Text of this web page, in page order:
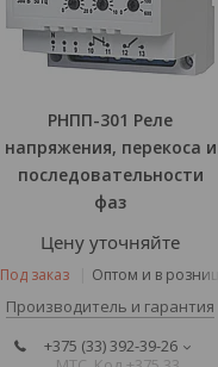
РНПП-301 Реле
напряжения, перекоса и
последовательности
фаз
Цену уточняйте
Под заказ Оптом и в розницу
Производитель и гарантия
+375 (33) 392-39-26